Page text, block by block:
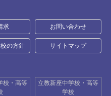
求 お問い合わせ
の方針 サイトマップ
校・高等
立教新座中学校・高等
学校